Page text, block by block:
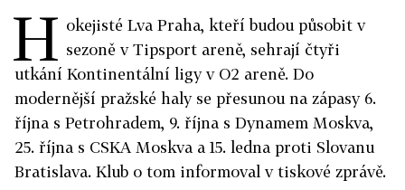
H okejisté Lva Praha, kteří budou působit v
sezoně v Tipsport areně, sehrají čtyři
utkání Kontinentální ligy v O2 areně. Do
modernější pražské haly se přesunou na zápasy 6.
října s Petrohradem, 9. října s Dynamem Moskva,
25. října s CSKA Moskva a 15. ledna proti Slovanu
Bratislava. Klub o tom informoval v tiskové zprávě.